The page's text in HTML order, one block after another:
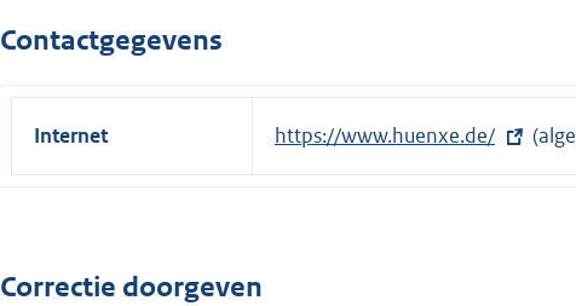
Contactgegevens
Internet
E
x
https://www.huenxe.de/
Correctie doorgeven